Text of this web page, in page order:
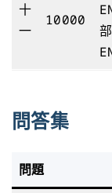
十
一
10000
問答集
問題